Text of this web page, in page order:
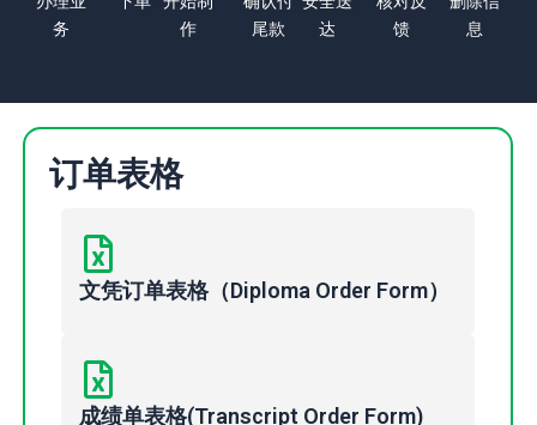
务
作
尾款
达
馈
息
订单表格
文凭订单表格（Diploma Order Form）
成绩单表格(Transcript Order Form)